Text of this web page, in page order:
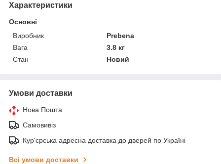
Характеристики
Основні
Виробник
Prebena
Вага
3.8 кг
Стан
Новий
Умови доставки
Нова Пошта
Самовивіз
Кур'єрська адресна доставка до дверей по Україні
Всі умови доставки